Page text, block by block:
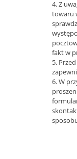
4. Z
towaru
fakt w
5.
6. W